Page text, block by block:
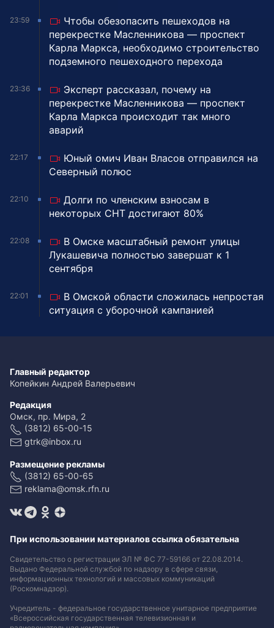
23:59
Чтобы обезопасить пешеходов на
перекрестке Масленникова — проспект
Карла Маркса, необходимо строительство
подземного пешеходного перехода
23:36
Эксперт рассказал, почему на
перекрестке Масленникова — проспект
Карла Маркса происходит так много
аварий
22:17
Юный омич Иван Власов отправился на
Северный полюс
22:10
Долги по членским взносам в
некоторых СНТ достигают 80%
22:08
В Омске масштабный ремонт улицы
Лукашевича полностью завершат к 1
сентября
22:01
В Омской области сложилась непростая
ситуация с уборочной кампанией
Главный редактор
Копейкин Андрей Валерьевич
Редакция
Омск, пр. Мира, 2
(3812) 65-00-15
gtrk@inbox.ru
Размещение рекламы
(3812) 65-00-65
reklama@omsk.rfn.ru
При использовании материалов ссылка обязательна
Свидетельство о регистрации ЭЛ № ФС 77-59166 от 22.08.2014.
Выдано Федеральной службой по надзору в сфере связи,
информационных технологий и массовых коммуникаций
(Роскомнадзор).
Учредитель - федеральное государственное унитарное предприятие
«Всероссийская государственная телевизионная и